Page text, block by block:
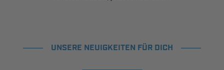
UNSERE NEUIGKEITEN FÜR DICH